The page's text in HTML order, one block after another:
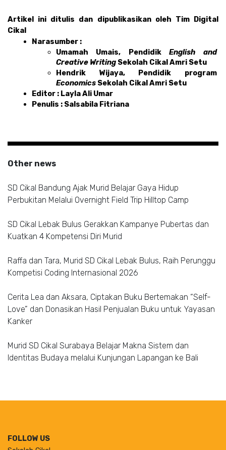
Artikel ini ditulis dan dipublikasikan oleh Tim Digital
Cikal
Narasumber :
Umamah Umais, Pendidik English and
Creative Writing Sekolah Cikal Amri Setu
Economics Sekolah Cikal Amri Setu
Editor : Layla Ali Umar
Penulis : Salsabila Fitriana
Other news
SD Cikal Bandung Ajak Murid Belajar Gaya Hidup
Perbukitan Melalui Overnight Field Trip Hilltop Camp
SD Cikal Lebak Bulus Gerakkan Kampanye Pubertas dan
Kuatkan 4 Kompetensi Diri Murid
Raffa dan Tara, Murid SD Cikal Lebak Bulus, Raih Perunggu
Kompetisi Coding Internasional 2026
Cerita Lea dan Aksara, Ciptakan Buku Bertemakan “Self-
Love” dan Donasikan Hasil Penjualan Buku untuk Yayasan
Kanker
Murid SD Cikal Surabaya Belajar Makna Sistem dan
Identitas Budaya melalui Kunjungan Lapangan ke Bali
FOLLOW US